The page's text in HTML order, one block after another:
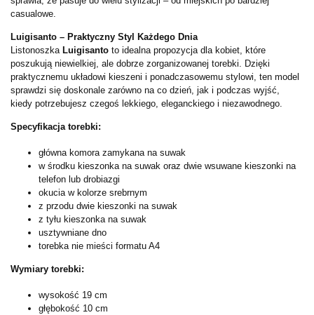
casualowe.
Luigisanto – Praktyczny Styl Każdego Dnia
Listonoszka Luigisanto to idealna propozycja dla kobiet, które
poszukują niewielkiej, ale dobrze zorganizowanej torebki. Dzięki
praktycznemu układowi kieszeni i ponadczasowemu stylowi, ten model
sprawdzi się doskonale zarówno na co dzień, jak i podczas wyjść,
kiedy potrzebujesz czegoś lekkiego, eleganckiego i niezawodnego.
Specyfikacja torebki:
główna komora zamykana na suwak
w środku kieszonka na suwak oraz dwie wsuwane kieszonki na
telefon lub drobiazgi
okucia w kolorze srebrnym
z przodu dwie kieszonki na suwak
z tyłu kieszonka na suwak
usztywniane dno
torebka nie mieści formatu A4
Wymiary torebki:
wysokość 19 cm
głębokość 10 cm